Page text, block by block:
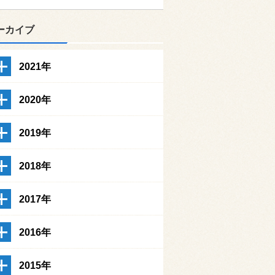
カイブ
2021年
2020年
2019年
2018年
2017年
2016年
2015年